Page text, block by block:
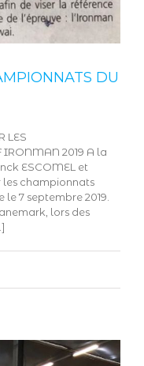
DU
LES
2019 A la
ESCOMEL et
les championnats
le 7 septembre 2019.
lors des